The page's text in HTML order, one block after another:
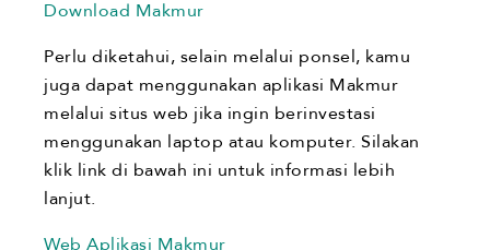
Download Makmur
Perlu diketahui, selain melalui ponsel, kamu
juga dapat menggunakan aplikasi Makmur
melalui situs web jika ingin berinvestasi
menggunakan laptop atau komputer. Silakan
klik link di bawah ini untuk informasi lebih
lanjut.
Web Aplikasi Makmur